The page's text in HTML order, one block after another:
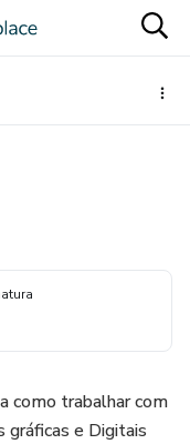
como trabalhar com
gráficas e Digitais